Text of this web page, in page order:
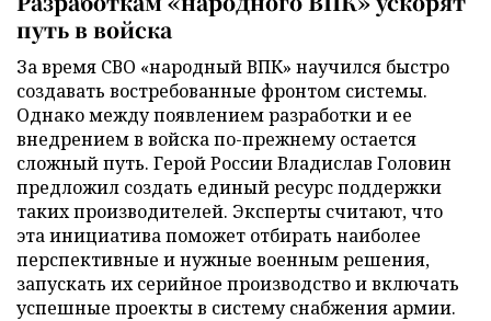
путь в войска
За время СВО «народный ВПК» научился быстро
создавать востребованные фронтом системы.
Однако между появлением разработки и ее
внедрением в войска по-прежнему остается
сложный путь. Герой России Владислав Головин
предложил создать единый ресурс поддержки
таких производителей. Эксперты считают, что
эта инициатива поможет отбирать наиболее
перспективные и нужные военным решения,
запускать их серийное производство и включать
успешные проекты в систему снабжения армии.